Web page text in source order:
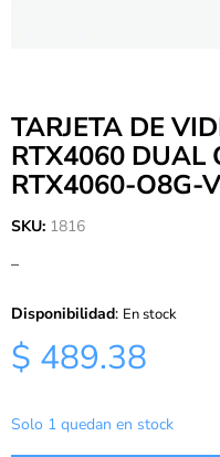
TARJETA DE
RTX4060 DUAL
RTX4060-O8G-
SKU: 1816
–
Disponibilidad: En stock
$ 489.38
Solo 1 quedan en stock